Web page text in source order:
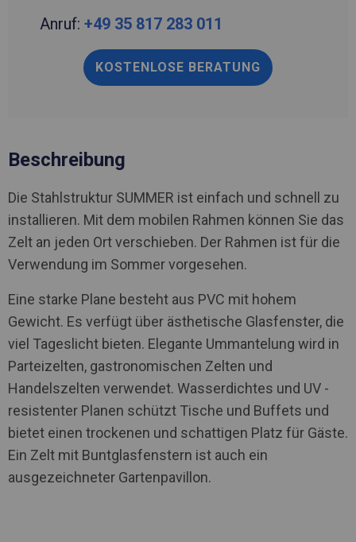
Anruf: +49 35 817 283 011
KOSTENLOSE BERATUNG
Beschreibung
Die Stahlstruktur SUMMER ist einfach und schnell zu
installieren. Mit dem mobilen Rahmen können Sie das
Zelt an jeden Ort verschieben. Der Rahmen ist für die
Verwendung im Sommer vorgesehen.
Eine starke Plane besteht aus PVC mit hohem
Gewicht. Es verfügt über ästhetische Glasfenster, die
viel Tageslicht bieten. Elegante Ummantelung wird in
Parteizelten, gastronomischen Zelten und
Handelszelten verwendet. Wasserdichtes und UV -
resistenter Planen schützt Tische und Buffets und
bietet einen trockenen und schattigen Platz für Gäste.
Ein Zelt mit Buntglasfenstern ist auch ein
ausgezeichneter Gartenpavillon.